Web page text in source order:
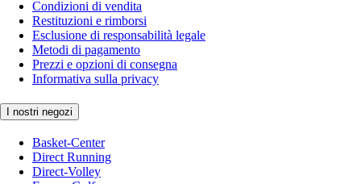
Condizioni di vendita
Restituzioni e rimborsi
Esclusione di responsabilità legale
Metodi di pagamento
Prezzi e opzioni di consegna
Informativa sulla privacy
I nostri negozi
Basket-Center
Direct Running
Direct-Volley